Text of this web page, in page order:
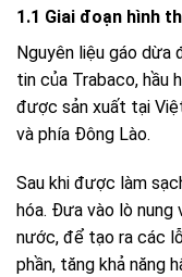
1.1 Giai đoạn hình
Nguyên liệu gáo
tin của Trabaco, hầu
được sản xuất tại
và phía Đông Lào.
Sau khi được làm
hóa. Đưa vào lò
nước, để tạo ra các
phần, tăng khả năng